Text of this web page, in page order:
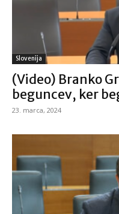
Slovenija
(Video) Branko
beguncev, ker
23. marca, 2024